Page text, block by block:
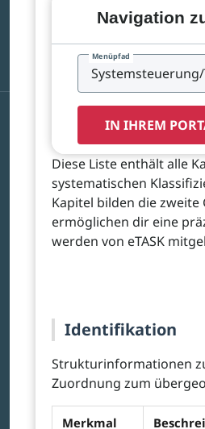
Navigation
Menüpfad
IN IHREM
Diese Liste enthält alle
systematischen
Kapitel bilden die
ermöglichen dir eine
werden von eTASK
Identifikation
Strukturinformationen
Zuordnung zum
Merkmal